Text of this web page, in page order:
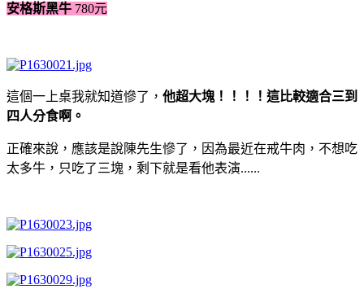
安格斯黑牛 780元
這個一上桌我就知道慘了， 他超大塊 ！！！！這比較適合三到
四人分食啊。
正確來說，應該是說陳先生慘了，因為最近在戒牛肉，不想吃
太多牛，只吃了三塊，剩下就是看他表演......